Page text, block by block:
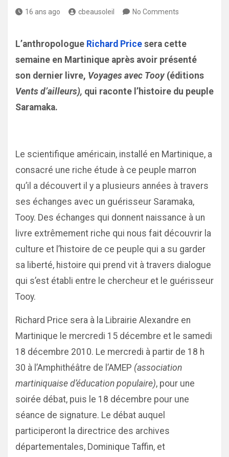
16 ans ago cbeausoleil No Comments
L’anthropologue Richard Price sera cette
semaine en Martinique après avoir présenté
son dernier livre, Voyages avec Tooy (éditions
Vents d’ailleurs), qui raconte l’histoire du peuple
Saramaka.
Le scientifique américain, installé en Martinique, a
consacré une riche étude à ce peuple marron
qu’il a découvert il y a plusieurs années à travers
ses échanges avec un guérisseur Saramaka,
Tooy. Des échanges qui donnent naissance à un
livre extrêmement riche qui nous fait découvrir la
culture et l’histoire de ce peuple qui a su garder
sa liberté, histoire qui prend vit à travers dialogue
qui s’est établi entre le chercheur et le guérisseur
Tooy.
Richard Price sera à la Librairie Alexandre en
Martinique le mercredi 15 décembre et le samedi
18 décembre 2010. Le mercredi à partir de 18 h
30 à l’Amphithéâtre de l’AMEP (association
martiniquaise d’éducation populaire), pour une
soirée débat, puis le 18 décembre pour une
séance de signature. Le débat auquel
participeront la directrice des archives
départementales, Dominique Taffin, et